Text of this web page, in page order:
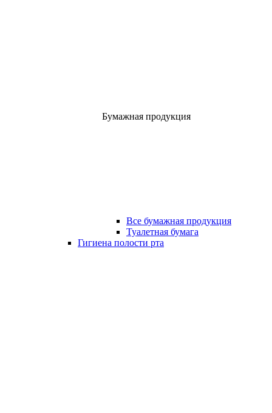
Бумажная продукция
Все бумажная продукция
Туалетная бумага
Гигиена полости рта